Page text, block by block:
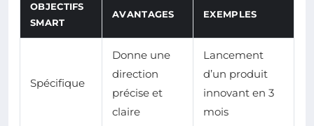
OBJECTIFS
SMART
AVANTAGES EXEMPLES
Spécifique
Donne une
direction
précise et
claire
Lancement
d’un produit
innovant en 3
mois